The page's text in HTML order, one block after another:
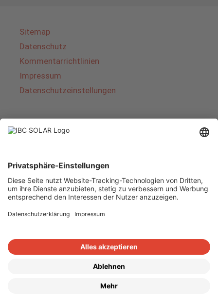
Sitemap
Datenschutz
Kommentarrichtlinien
Impressum
Datenschutzeinstellungen
Über IBC SOLAR
von Energielösungen und Dienstleistungen im
Bereich Photovoltaik und Speicher. Das
Unternehmen bietet Komplettsysteme an und
deckt das gesamte Spektrum von der Planung
bis zur schlüsselfertigen Übergabe von
Energielösungen für Eigenheime, Gewerbe und
Industrie sowie Solarparks.